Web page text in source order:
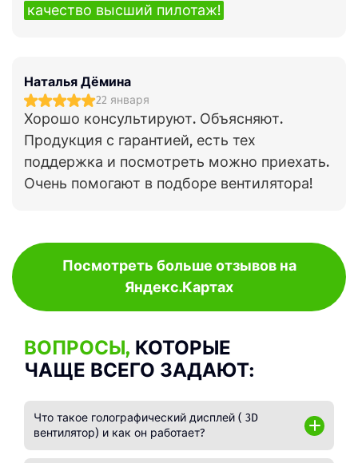
качество высший пилотаж!
Наталья Дёмина
22 января
Хорошо консультируют. Объясняют.
Продукция с гарантией, есть тех
поддержка и посмотреть можно приехать.
Очень помогают в подборе вентилятора!
Посмотреть больше отзывов на
Яндекс.Картах
ВОПРОСЫ, КОТОРЫЕ
ЧАЩЕ ВСЕГО ЗАДАЮТ:
Что такое голографический дисплей ( 3D
вентилятор) и как он работает?
Голографический дисплей — это устройство,